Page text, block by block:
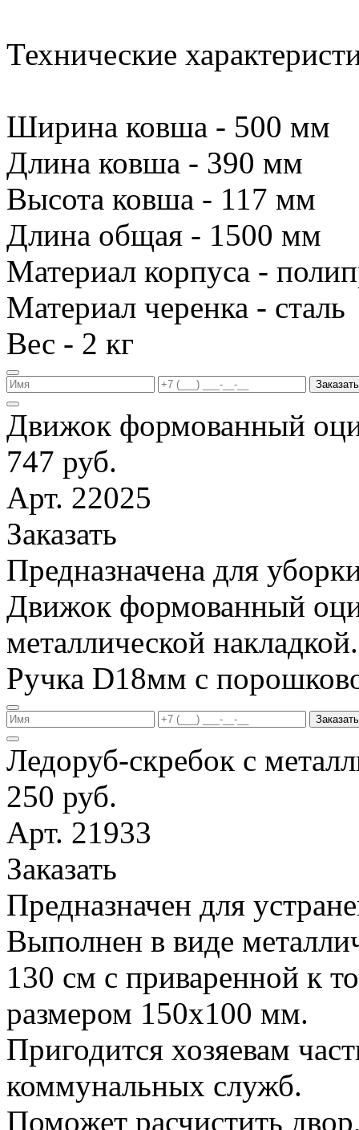
Технические
Ширина ковша - 500 мм
Длина ковша - 390 мм
Высота ковша - 117 мм
Длина общая - 1500 мм
Материал корпуса -
Материал черенка - сталь
Вес - 2 кг
Заказать
Движок формованный
747 руб.
Арт. 22025
Заказать
Предназначена для
Движок формованный
металлической
Ручка D18мм с
Заказать
Ледоруб-скребок с
250 руб.
Арт. 21933
Заказать
Предназначен для
Выполнен в виде
130 см с приваренной к
размером 150х100 мм.
Пригодится хозяевам
коммунальных служб.
Поможет расчистить